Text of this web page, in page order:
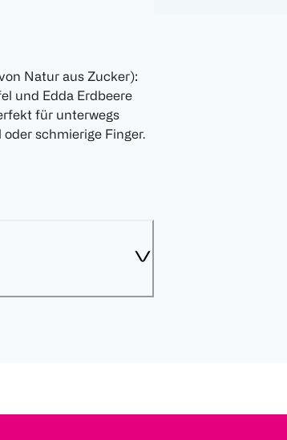
Natur aus Zucker):
und Edda Erdbeere
für unterwegs
schmierige Finger.